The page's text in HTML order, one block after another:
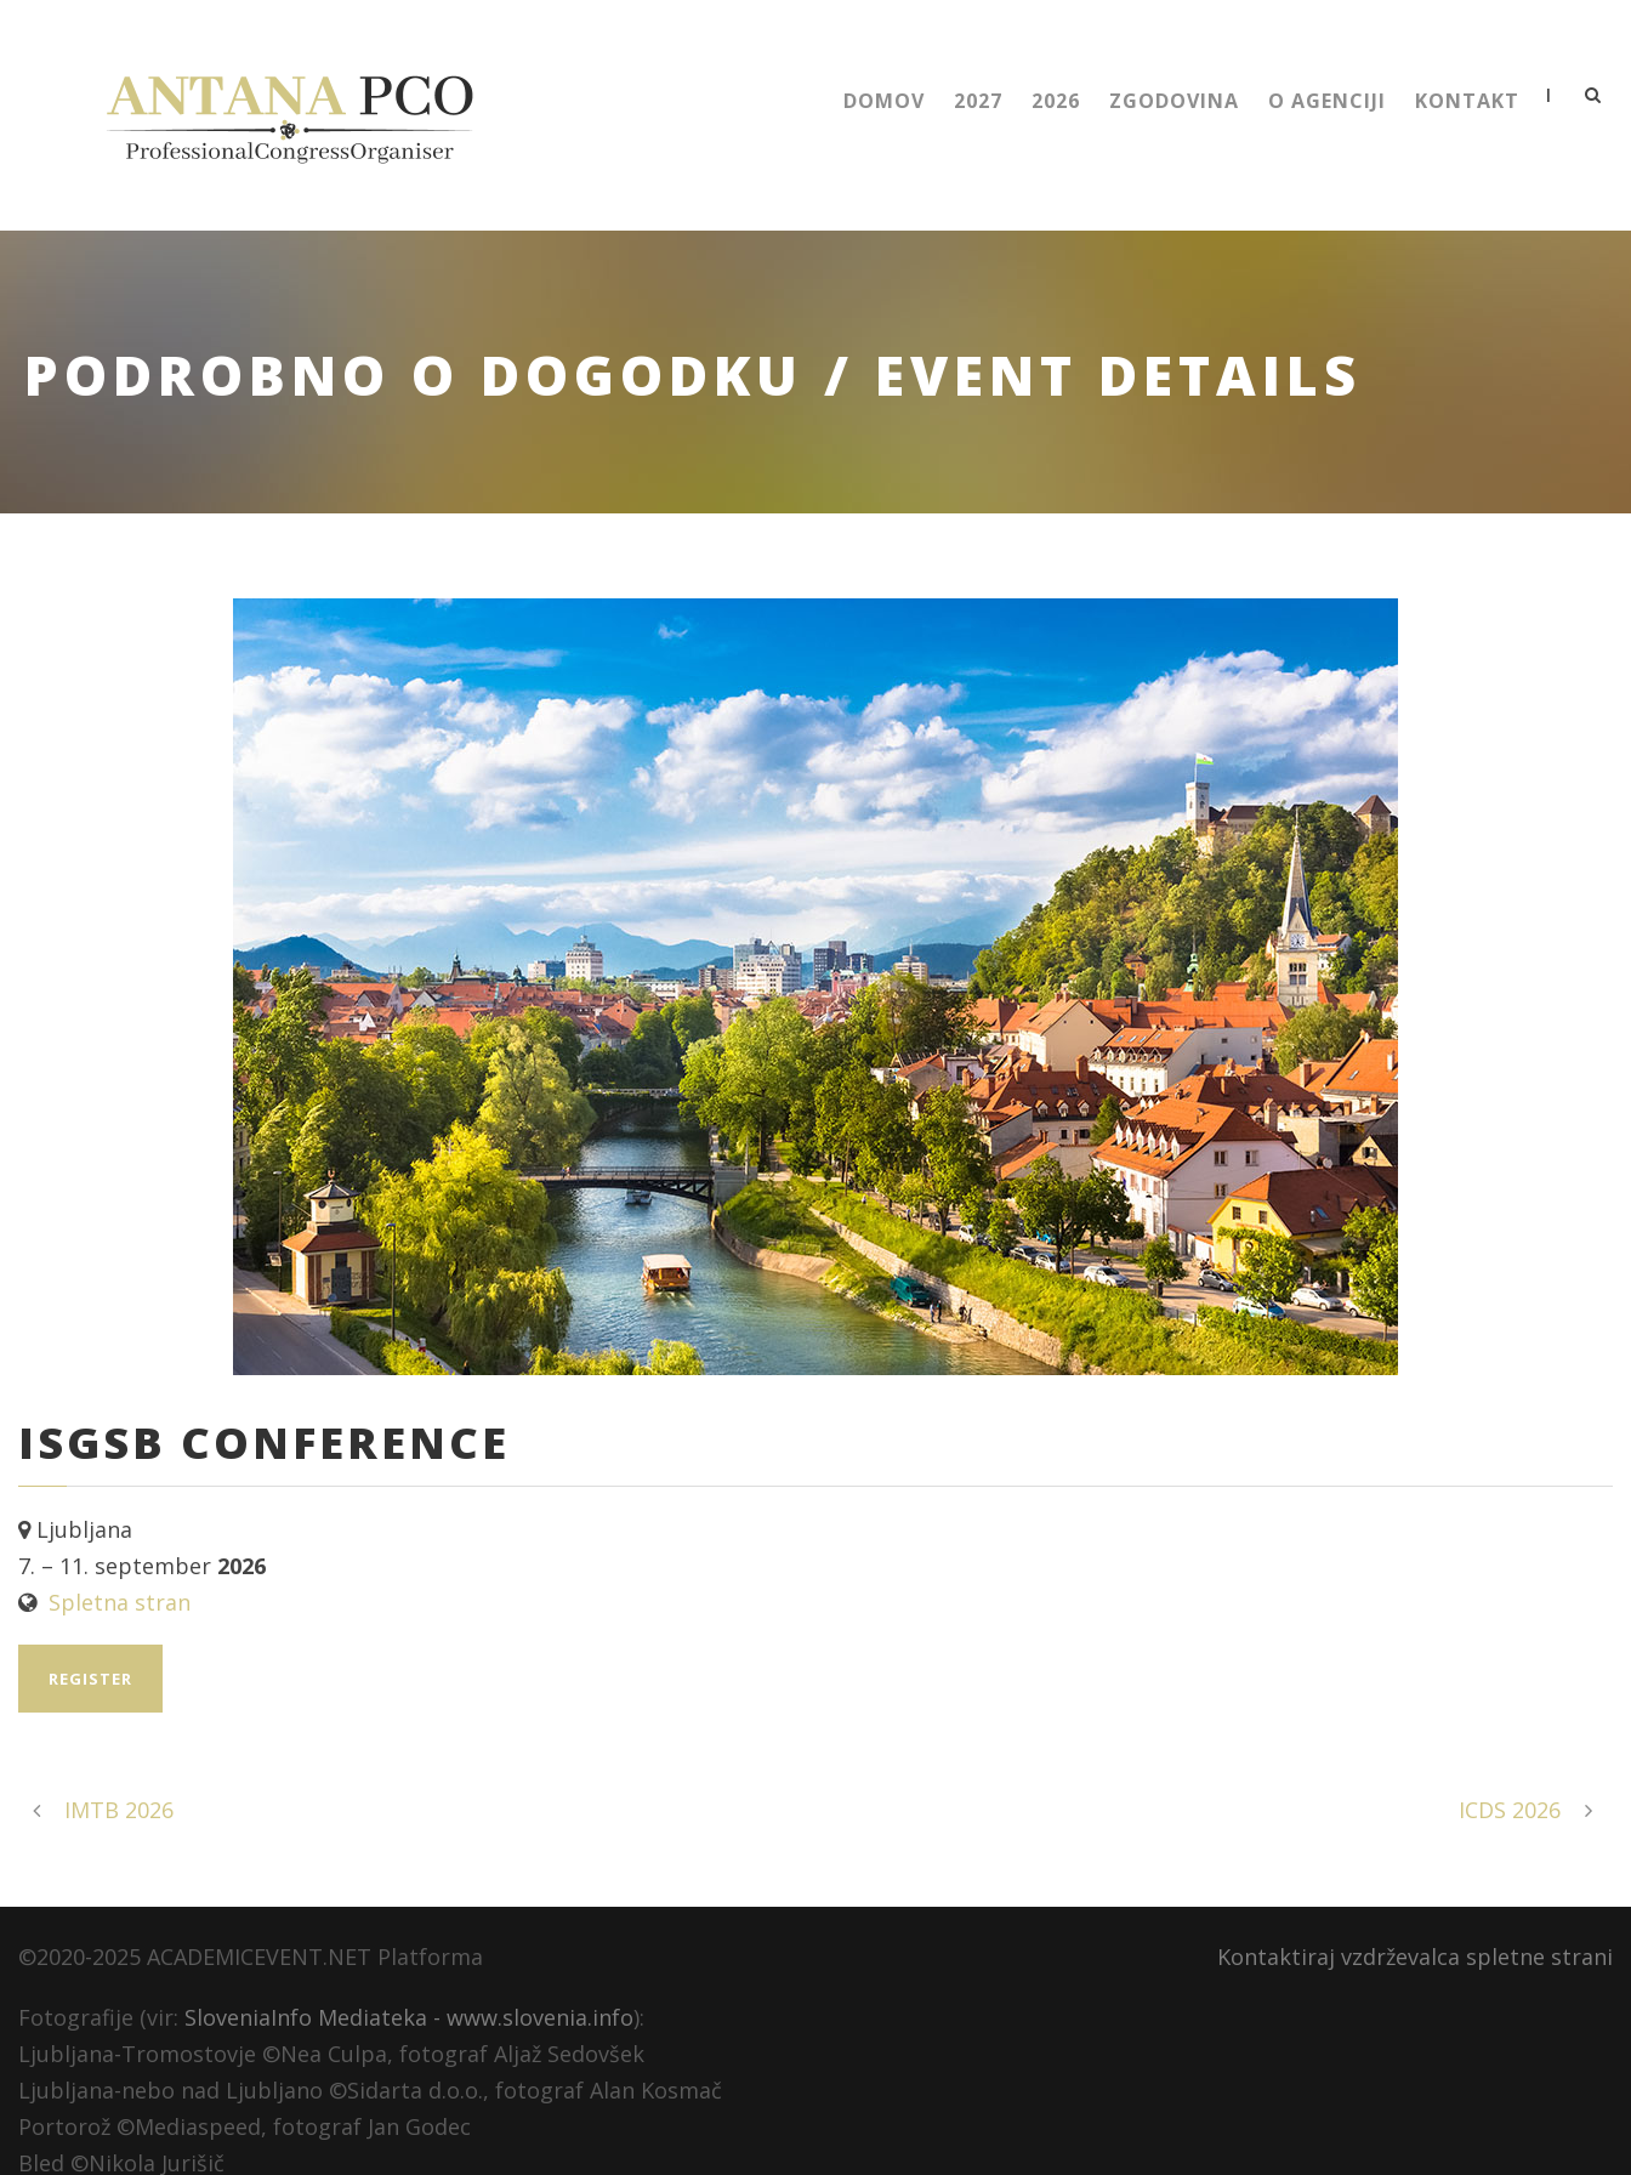
DOMOV 2027 2026 ZGODOVINA O AGENCIJI KONTAKT |
PODROBNO O DOGODKU / EVENT DETAILS
ISGSB CONFERENCE
Ljubljana
7. – 11. september 2026
Spletna stran
REGISTER
IMTB 2026 ICDS 2026
©2020-2025 ACADEMICEVENT.NET Platforma
Fotografije (vir: SloveniaInfo Mediateka - www.slovenia.info):
Ljubljana-Tromostovje ©Nea Culpa, fotograf Aljaž Sedovšek
Ljubljana-nebo nad Ljubljano ©Sidarta d.o.o., fotograf Alan Kosmač
Portorož ©Mediaspeed, fotograf Jan Godec
Bled ©Nikola Jurišič
Kontaktiraj vzdrževalca spletne strani